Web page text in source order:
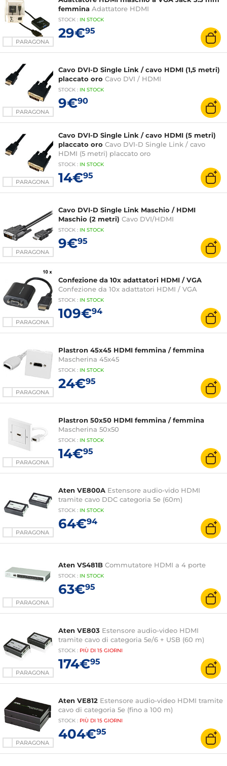
PARAGONA
femmina Adattatore HDMI
STOCK : IN STOCK
29€95
PARAGONA
Cavo DVI-D Single Link / cavo HDMI (1,5 metri)
placcato oro Cavo DVI / HDMI
STOCK : IN STOCK
9€90
PARAGONA
Cavo DVI-D Single Link / cavo HDMI (5 metri)
placcato oro Cavo DVI-D Single Link / cavo
HDMI (5 metri) placcato oro
STOCK : IN STOCK
14€95
PARAGONA
Cavo DVI-D Single Link Maschio / HDMI
Maschio (2 metri) Cavo DVI/HDMI
STOCK : IN STOCK
9€95
PARAGONA
Confezione da 10x adattatori HDMI / VGA
Confezione da 10x adattatori HDMI / VGA
STOCK : IN STOCK
109€94
PARAGONA
Plastron 45x45 HDMI femmina / femmina
Mascherina 45x45
STOCK : IN STOCK
24€95
PARAGONA
Plastron 50x50 HDMI femmina / femmina
Mascherina 50x50
STOCK : IN STOCK
14€95
PARAGONA
Aten VE800A Estensore audio-vido HDMI
tramite cavo DDC categoria 5e (60m)
STOCK : IN STOCK
64€94
PARAGONA
Aten VS481B Commutatore HDMI a 4 porte
STOCK : IN STOCK
63€95
PARAGONA
Aten VE803 Estensore audio-video HDMI
tramite cavo di categoria 5e/6 + USB (60 m)
STOCK : PIÙ DI 15 GIORNI
174€95
PARAGONA
Aten VE812 Estensore audio-video HDMI tramite
cavo di categoria 5e (fino a 100 m)
STOCK : PIÙ DI 15 GIORNI
404€95